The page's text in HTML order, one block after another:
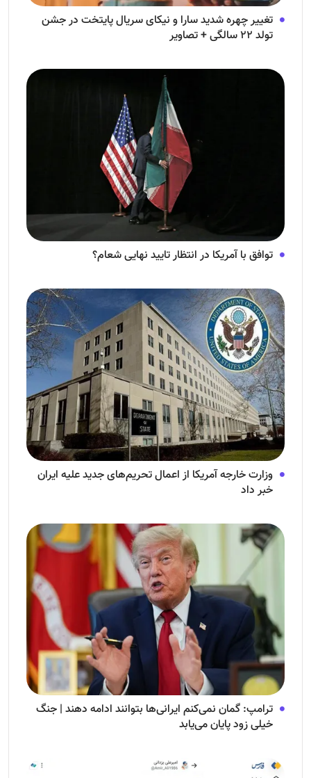
تغییر چهره شدید سارا و نیکای سریال پایتخت در جشن
تولد ۲۲ سالگی + تصاویر
توافق با آمریکا در انتظار تایید نهایی شعام؟
وزارت خارجه آمریکا از اعمال تحریم‌های جدید علیه ایران
خبر داد
ترامپ: گمان نمی‌کنم ایرانی‌ها بتوانند ادامه دهند | جنگ
خیلی زود پایان می‌یابد